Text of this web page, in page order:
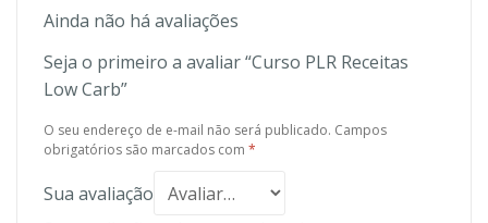
Ainda não há avaliações
Seja o primeiro a avaliar “Curso PLR Receitas
Low Carb”
O seu endereço de e-mail não será publicado. Campos
obrigatórios são marcados com *
Sua avaliação